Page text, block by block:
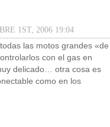
1ST, 2006 19:04
las motos grandes «de
con el gas en
delicado… otra cosa es
como en los